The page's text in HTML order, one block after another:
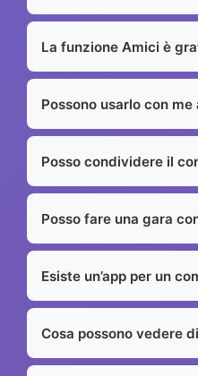
La funzione Amici è
Possono usarlo con
Posso condividere il
Posso fare una gara
Esiste un’app per un
Cosa possono vedere